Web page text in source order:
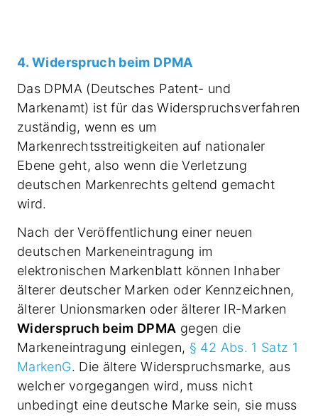
4. Widerspruch beim DPMA
Das DPMA (Deutsches Patent- und
Markenamt) ist für das Widerspruchsverfahren
zuständig, wenn es um
Markenrechtsstreitigkeiten auf nationaler
Ebene geht, also wenn die Verletzung
deutschen Markenrechts geltend gemacht
wird.
Nach der Veröffentlichung einer neuen
deutschen Markeneintragung im
elektronischen Markenblatt können Inhaber
älterer deutscher Marken oder Kennzeichnen,
älterer Unionsmarken oder älterer IR-Marken
Widerspruch beim DPMA gegen die
Markeneintragung einlegen, § 42 Abs. 1 Satz 1
MarkenG. Die ältere Widerspruchsmarke, aus
welcher vorgegangen wird, muss nicht
unbedingt eine deutsche Marke sein, sie muss